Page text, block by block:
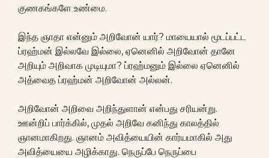
குணகங்களே உண்மை.
இந்த ஞாதா என்னும் அறிவோன் யார்? மாயையால் மூடப்பட்ட
ப்ரஹ்மன் இல்லவே இல்லை, ஏனெனில் அறிவோன் தானே
அறியும் அறிவாக முடியுமா? ப்ரஹ்மனும் இல்லை ஏனெனில்
அத்வைத ப்ரஹ்மன் அறிவோன் அல்லன்.
அறிவோன் அறிவை அறிந்துளான் என்பது சரியன்று.
ஊன்றிப் பார்க்கில், முதல் அறிவே கனிந்து காலத்தில்
ஞானமாகிறது. ஞானம் அவித்யையின் கார்யமாகில் அது
அவித்யையை அழிக்காது. நெருப்பே நெருப்பை